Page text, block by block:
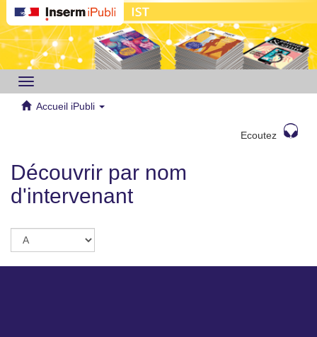
Toggle
navigation
Accueil iPubli
Ecoutez
Découvrir par nom
d'intervenant